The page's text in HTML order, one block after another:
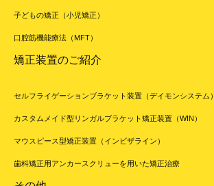
子どもの矯正（小児矯正）
口腔筋機能療法（MFT）
矯正装置のご紹介
セルフライゲーションブラケット装置（デイモンシステム）
カスタムメイド型リンガルブラケット矯正装置（WIN）
マウスピース型矯正装置（インビザライン）
歯科矯正用アンカースクリューを用いた矯正治療